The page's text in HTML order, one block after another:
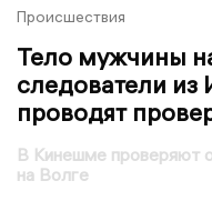
Происшествия
Тело мужчины
следователи из
проводят
В Кинешме проверяют
на Волге